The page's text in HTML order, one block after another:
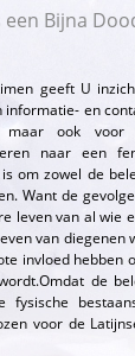
een Bijna
geeft U
informatie- en
maar ook
naar een
om zowel de
Want de
leven van al wie
van diegenen
invloed hebben
de
fysische
voor de